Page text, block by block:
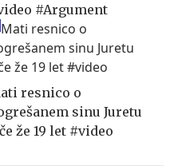
#Argument
resnico o
sinu Juretu
že 19 let #video